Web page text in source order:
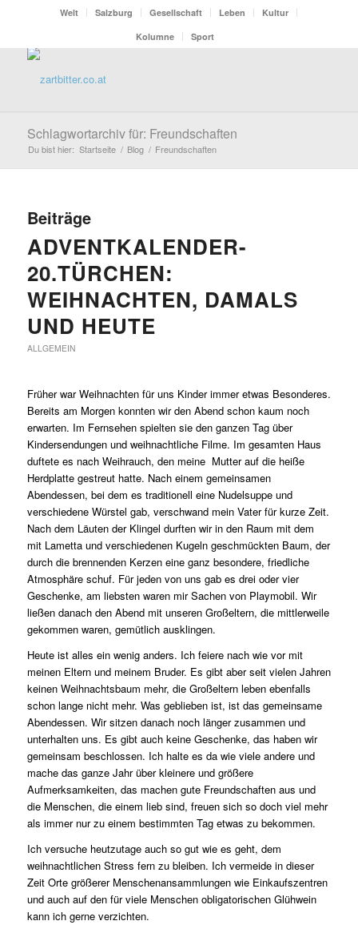
Welt Salzburg Gesellschaft Leben
Kultur
Kolumne
Sport
Schlagwortarchiv für: Freundschaften
Du bist hier: Startseite / Blog / Freundschaften
Beiträge
ADVENTKALENDER-
20.TÜRCHEN:
WEIHNACHTEN, DAMALS
UND HEUTE
ALLGEMEIN
Früher war Weihnachten für uns Kinder immer etwas Besonderes.
Bereits am Morgen konnten wir den Abend schon kaum noch
erwarten. Im Fernsehen spielten sie den ganzen Tag über
Kindersendungen und weihnachtliche Filme. Im gesamten Haus
duftete es nach Weihrauch, den meine Mutter auf die heiße
Herdplatte gestreut hatte. Nach einem gemeinsamen
Abendessen, bei dem es traditionell eine Nudelsuppe und
verschiedene Würstel gab, verschwand mein Vater für kurze Zeit.
Nach dem Läuten der Klingel durften wir in den Raum mit dem
mit Lametta und verschiedenen Kugeln geschmückten Baum, der
durch die brennenden Kerzen eine ganz besondere, friedliche
Atmosphäre schuf. Für jeden von uns gab es drei oder vier
Geschenke, am liebsten waren mir Sachen von Playmobil. Wir
ließen danach den Abend mit unseren Großeltern, die mittlerweile
gekommen waren, gemütlich ausklingen.
Heute ist alles ein wenig anders. Ich feiere nach wie vor mit
meinen Eltern und meinem Bruder. Es gibt aber seit vielen Jahren
keinen Weihnachtsbaum mehr, die Großeltern leben ebenfalls
schon lange nicht mehr. Was geblieben ist, ist das gemeinsame
Abendessen. Wir sitzen danach noch länger zusammen und
unterhalten uns. Es gibt auch keine Geschenke, das haben wir
gemeinsam beschlossen. Ich halte es da wie viele andere und
mache das ganze Jahr über kleinere und größere
Aufmerksamkeiten, das machen gute Freundschaften aus und
die Menschen, die einem lieb sind, freuen sich so doch viel mehr
als immer nur zu einem bestimmten Tag etwas zu bekommen.
Ich versuche heutzutage auch so gut wie es geht, dem
weihnachtlichen Stress fern zu bleiben. Ich vermeide in dieser
Zeit Orte größerer Menschenansammlungen wie Einkaufszentren
und auch auf den für viele Menschen obligatorischen Glühwein
kann ich gerne verzichten.